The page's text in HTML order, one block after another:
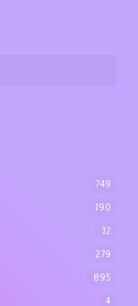
749
190
12
279
895
4